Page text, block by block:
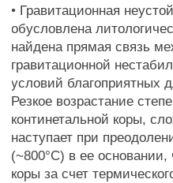
• Гравитационная
обусловлена
найдена прямая связь
гравитационной
условий благоприятных
Резкое возрастание
континетальной коры,
наступает при
(~800°С) в ее
коры за счет